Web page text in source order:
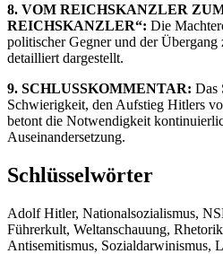
8. VOM REICHSKANZLER
REICHSKANZLER“: Die
politischer Gegner und der
detailliert dargestellt.
9. SCHLUSSKOMMENTAR: Das
Schwierigkeit, den Aufstieg Hitlers
betont die Notwendigkeit
Auseinandersetzung.
Schlüsselwörter
Adolf Hitler, Nationalsozialismus,
Führerkult, Weltanschauung,
Antisemitismus, Sozialdarwinismus,